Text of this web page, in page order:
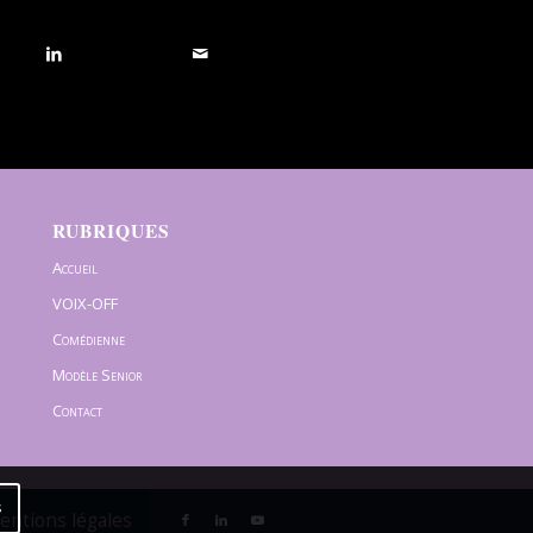
RUBRIQUES
Accueil
VOIX-OFF
Comédienne
Modèle Senior
Contact
légales